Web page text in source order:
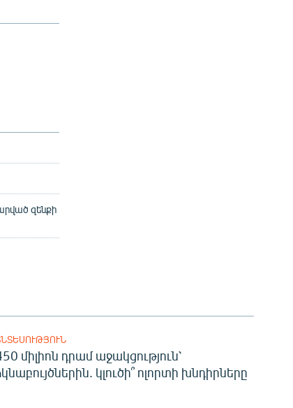
զենքի
միլիոն դրամ աջակցություն՝
կլուծի՞ ոլորտի խնդիրները